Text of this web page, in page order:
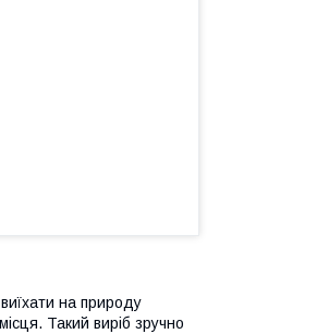
на природу
Такий виріб зручно